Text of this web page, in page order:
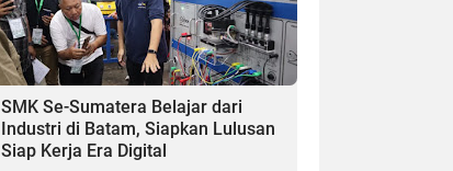
SMK Se-Sumatera Belajar dari
Industri di Batam, Siapkan Lulusan
Siap Kerja Era Digital